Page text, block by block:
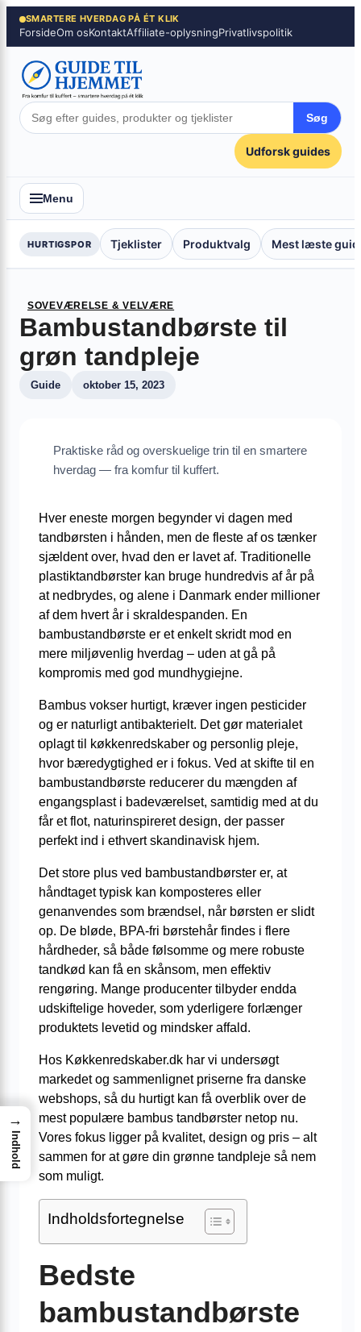
Spring
SMARTERE HVERDAG PÅ ÉT KLIK
ForsideOm osKontaktAffiliate-oplysningPrivatlivspolitik
Søg
Udforsk guides
Menu
HURTIGSPOR Tjeklister Produktvalg Mest læste
SOVEVÆRELSE & VELVÆRE
Bambustandbørste til
grøn tandpleje
Guide oktober 15, 2023
Praktiske råd og overskuelige trin til en smartere
hverdag — fra komfur til kuffert.
Hver eneste morgen begynder vi dagen med
tandbørsten i hånden, men de fleste af os tænker
sjældent over, hvad den er lavet af. Traditionelle
plastiktandbørster kan bruge hundredvis af år på
at nedbrydes, og alene i Danmark ender millioner
af dem hvert år i skraldespanden. En
bambustandbørste er et enkelt skridt mod en
mere miljøvenlig hverdag – uden at gå på
kompromis med god mundhygiejne.
Bambus vokser hurtigt, kræver ingen pesticider
og er naturligt antibakterielt. Det gør materialet
oplagt til køkkenredskaber og personlig pleje,
hvor bæredygtighed er i fokus. Ved at skifte til en
bambustandbørste reducerer du mængden af
engangsplast i badeværelset, samtidig med at du
får et flot, naturinspireret design, der passer
perfekt ind i ethvert skandinavisk hjem.
Det store plus ved bambustandbørster er, at
håndtaget typisk kan komposteres eller
genanvendes som brændsel, når børsten er slidt
op. De bløde, BPA-fri børstehår findes i flere
hårdheder, så både følsomme og mere robuste
tandkød kan få en skånsom, men effektiv
rengøring. Mange producenter tilbyder endda
udskiftelige hoveder, som yderligere forlænger
produktets levetid og mindsker affald.
Hos Køkkenredskaber.dk har vi undersøgt
markedet og sammenlignet priserne fra danske
webshops, så du hurtigt kan få overblik over de
mest populære bambus tandbørster netop nu.
Vores fokus ligger på kvalitet, design og pris – alt
sammen for at gøre din grønne tandpleje så nem
som muligt.
Indholdsfortegnelse
Bedste
bambustandbørste
→
Indhold